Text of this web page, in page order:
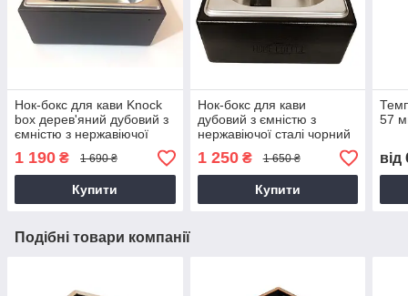
Нок-бокс для кави Knock
box дерев'яний дубовий з
ємністю з нержавіючої
сталі, Чорний 2.8 л
1 190 ₴ 1 690 ₴
Купити
Нок-бокс для кави
дубовий з ємністю з
нержавіючої сталі чорний
1,6 л
1 250₴ 1 650 ₴
Купити
57
від
Подібні товари компанії